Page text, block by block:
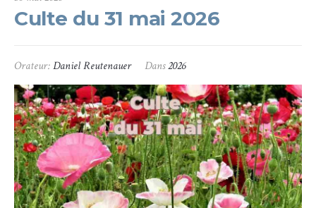
Culte du 31 mai 2026
Orateur:Daniel Reutenauer Dans2026